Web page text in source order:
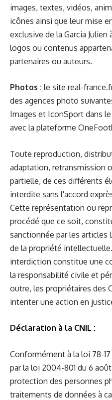
images, textes, vidéos,
icônes ainsi que leur mise
exclusive de la Garcia
logos ou contenus
partenaires ou auteurs.
Photos : le site real-
des agences photo
Images et IconSport dans
avec la plateforme
Toute reproduction,
adaptation, retransmission
partielle, de ces différents
interdite sans l'accord
Cette représentation ou
procédé que ce soit,
sanctionnée par les articles
de la propriété
interdiction constitue une
la responsabilité civile et
outre, les propriétaires des
intenter une action en
Déclaration à la CNIL :
Conformément à la loi 78-
par la loi 2004-801 du 6
protection des personnes
traitements de données à